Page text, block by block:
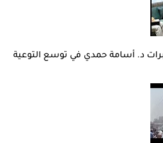
د. أسامة حمدي في توسع التوعية